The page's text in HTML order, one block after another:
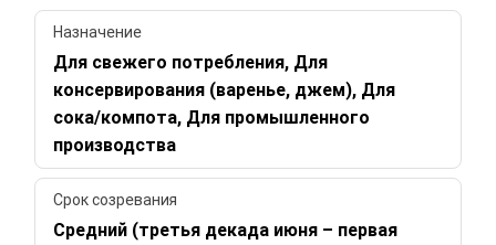
Назначение
Для свежего потребления, Для
консервирования (варенье, джем), Для
сока/компота, Для промышленного
производства
Срок созревания
Средний (третья декада июня – первая